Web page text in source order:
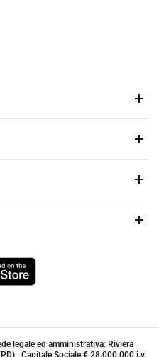
legale ed amministrativa: Riviera
| Capitale Sociale € 28.000.000 i.v.